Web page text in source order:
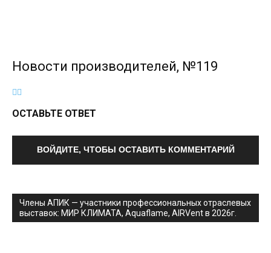
Новости производителей, №119
ОСТАВЬТЕ ОТВЕТ
ВОЙДИТЕ, ЧТОБЫ ОСТАВИТЬ КОММЕНТАРИЙ
Члены АПИК — участники профессиональных отраслевых
выставок: МИР КЛИМАТА, Aquaflame, AIRVent в 2026г.